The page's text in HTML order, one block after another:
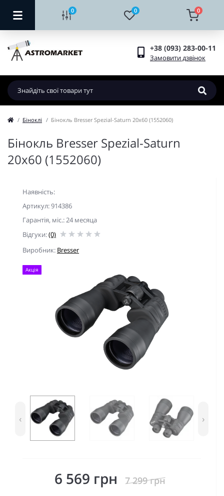
0 0 0
+38 (093) 283-00-11
Замовити дзвінок
Біноклі Бінокль Bresser Spezial-Saturn 20x60 (1552060)
Бінокль Bresser Spezial-Saturn
20x60 (1552060)
Наявність:
Артикул: 914386
Гарантiя, мic.: 24 месяца
Відгуки:(0)
Виробник: Bresser
Акція
‹ ›
6 569 грн 7 299 грн